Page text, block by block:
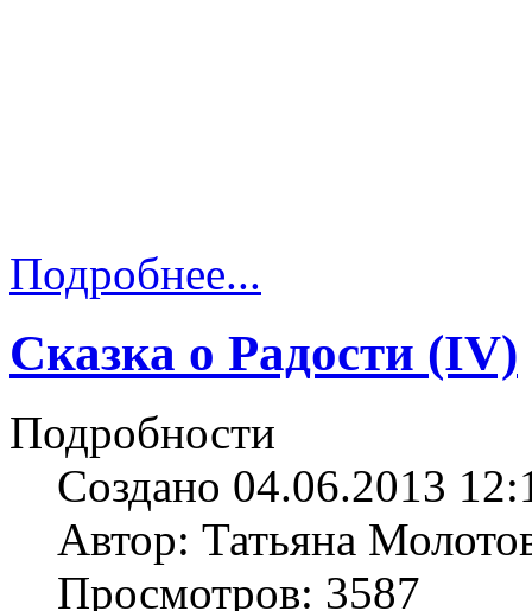
Подробнее...
Сказка о Радости (IV)
Подробности
Создано 04.06.2013
Автор: Татьяна
Просмотров: 3587